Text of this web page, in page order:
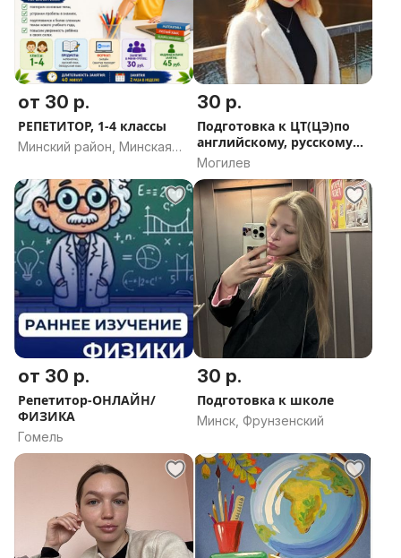
Онлайн формат.
Стоимость:
Пробное занятие (30–40 минут) — 10р
Стандартное занятие (60 минут) — 30р
Напишите — отвечаю быстро.
от 30 р.
РЕПЕТИТОР, 1-4 классы
Минский район, Минская
30 р.
Подготовка к ЦТ(ЦЭ)по
английскому, русскому
языкам
Могилев
от 30 р.
Репетитор-ОНЛАЙН/
ФИЗИКА
Гомель
30 р.
Подготовка к школе
Минск, Фрунзенский